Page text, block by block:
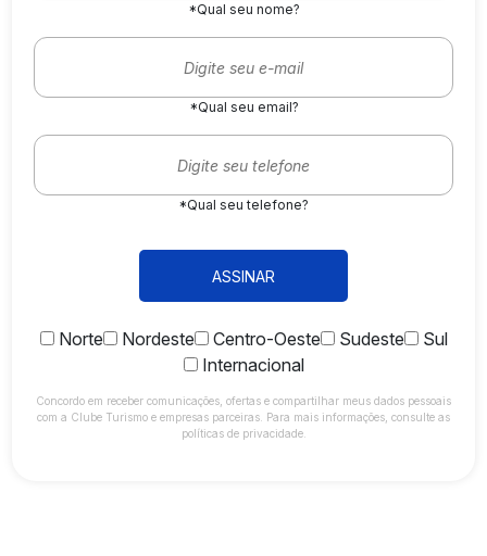
*Qual seu nome?
*Qual seu email?
*Qual seu telefone?
ASSINAR
Norte Nordeste Centro-Oeste Sudeste
Sul
Internacional
Concordo em receber comunicações, ofertas e compartilhar meus dados pessoais
com a Clube Turismo e empresas parceiras. Para mais informações, consulte as
políticas de privacidade.